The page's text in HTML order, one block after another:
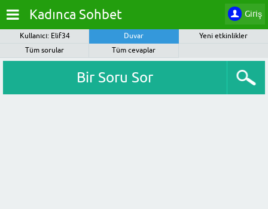
Giriş
Kadınca Sohbet
Kullanıcı: Elif34 Duvar
Yeni etkinlikler
Tüm sorular
Tüm cevaplar
Bir Soru Sor